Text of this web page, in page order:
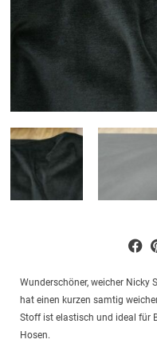
Wunderschöner, weicher Nicky
hat einen kurzen samtig
Stoff ist elastisch und ideal für
Hosen.